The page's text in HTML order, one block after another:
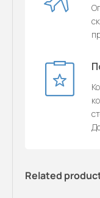
Related